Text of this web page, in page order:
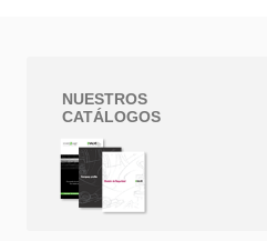
NUESTROS
CATÁLOGOS